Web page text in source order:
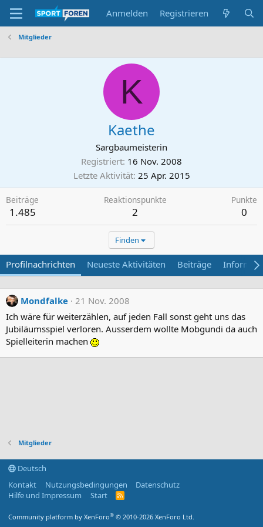
Anmelden Registrieren
Mitglieder
K
Kaethe
Sargbaumeisterin
Registriert 16 Nov. 2008
Letzte Aktivität 25 Apr. 2015
Beiträge
1.485
Reaktionspunkte
2
Punkte
0
Finden
Profilnachrichten Neueste Aktivitäten Beiträge
Mondfalke 21 Nov. 2008
Ich wäre für weiterzählen, auf jeden Fall sonst geht uns das
Jubiläumsspiel verloren. Ausserdem wollte Mobgundi da auch
Spielleiterin machen
Mitglieder
Deutsch
Kontakt
Nutzungsbedingungen
Datenschutz
Hilfe und Impressum
Start
R
Community platform by XenForo® © 2010-2026 XenForo Ltd.